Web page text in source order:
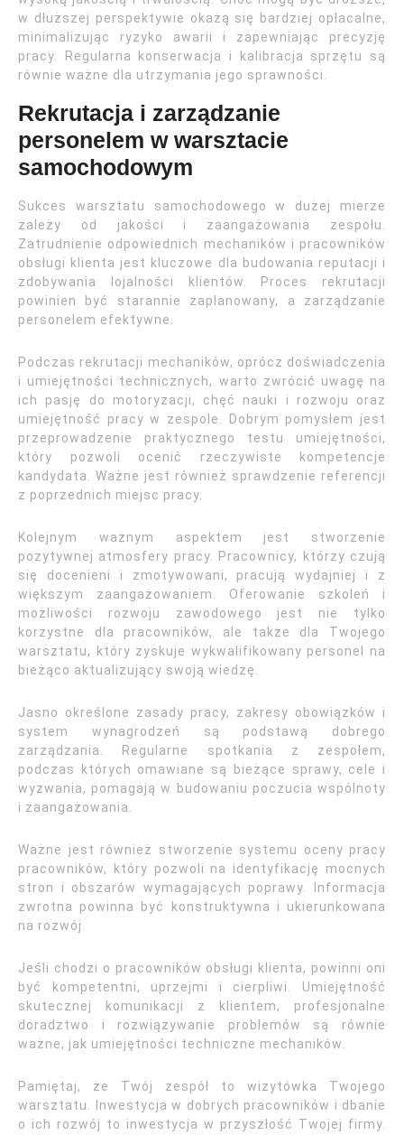
w dłuższej perspektywie okażą się bardziej opłacalne,
minimalizując ryzyko awarii i zapewniając precyzję
pracy. Regularna konserwacja i kalibracja sprzętu są
równie ważne dla utrzymania jego sprawności.
Rekrutacja i zarządzanie
personelem w warsztacie
samochodowym
Sukces warsztatu samochodowego w dużej mierze
zależy od jakości i zaangażowania zespołu.
Zatrudnienie odpowiednich mechaników i pracowników
obsługi klienta jest kluczowe dla budowania reputacji i
zdobywania lojalności klientów. Proces rekrutacji
powinien być starannie zaplanowany, a zarządzanie
personelem efektywne.
Podczas rekrutacji mechaników, oprócz doświadczenia
i umiejętności technicznych, warto zwrócić uwagę na
ich pasję do motoryzacji, chęć nauki i rozwoju oraz
umiejętność pracy w zespole. Dobrym pomysłem jest
przeprowadzenie praktycznego testu umiejętności,
który pozwoli ocenić rzeczywiste kompetencje
kandydata. Ważne jest również sprawdzenie referencji
z poprzednich miejsc pracy.
Kolejnym ważnym aspektem jest stworzenie
pozytywnej atmosfery pracy. Pracownicy, którzy czują
się docenieni i zmotywowani, pracują wydajniej i z
większym zaangażowaniem. Oferowanie szkoleń i
możliwości rozwoju zawodowego jest nie tylko
korzystne dla pracowników, ale także dla Twojego
warsztatu, który zyskuje wykwalifikowany personel na
bieżąco aktualizujący swoją wiedzę.
Jasno określone zasady pracy, zakresy obowiązków i
system wynagrodzeń są podstawą dobrego
zarządzania. Regularne spotkania z zespołem,
podczas których omawiane są bieżące sprawy, cele i
wyzwania, pomagają w budowaniu poczucia wspólnoty
i zaangażowania.
Ważne jest również stworzenie systemu oceny pracy
pracowników, który pozwoli na identyfikację mocnych
stron i obszarów wymagających poprawy. Informacja
zwrotna powinna być konstruktywna i ukierunkowana
na rozwój.
Jeśli chodzi o pracowników obsługi klienta, powinni oni
być kompetentni, uprzejmi i cierpliwi. Umiejętność
skutecznej komunikacji z klientem, profesjonalne
doradztwo i rozwiązywanie problemów są równie
ważne, jak umiejętności techniczne mechaników.
Pamiętaj, że Twój zespół to wizytówka Twojego
warsztatu. Inwestycja w dobrych pracowników i dbanie
o ich rozwój to inwestycja w przyszłość Twojej firmy.